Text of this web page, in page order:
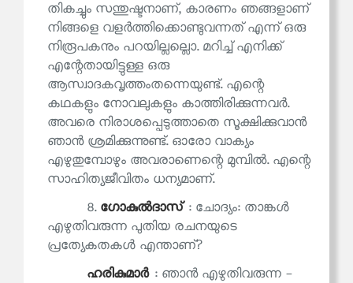
തികച്ചും സന്തുഷ്ടനാണ്, കാരണം ഞങ്ങളാണ്
നിങ്ങളെ വളര്‍ത്തിക്കൊണ്ടുവന്നത് എന്ന് ഒരു
നിരൂപകനും പറയില്ലല്ലൊ. മറിച്ച് എനിക്ക്
എന്റേതായിട്ടുള്ള ഒരു
ആസ്വാദകവൃത്തംതന്നെയുണ്ട്. എന്റെ
കഥകളും നോവലുകളും കാത്തിരിക്കുന്നവര്‍.
അവരെ നിരാശപ്പെടുത്താതെ സൂക്ഷിക്കുവാന്‍
ഞാന്‍ ശ്രമിക്കുന്നുണ്ട്. ഓരോ വാക്യം
എഴുതുമ്പോഴും അവരാണെന്റെ മുമ്പില്‍. എന്റെ
സാഹിത്യജീവിതം ധന്യമാണ്.
8. ഗോകുല്‍ദാസ് : ചോദ്യം: താങ്കള്‍
എഴുതിവരുന്ന പുതിയ രചനയുടെ
പ്രത്യേകതകൾ എന്താണ്?
ഹരികുമാര്‍ : ഞാന്‍ എഴുതിവരുന്ന -